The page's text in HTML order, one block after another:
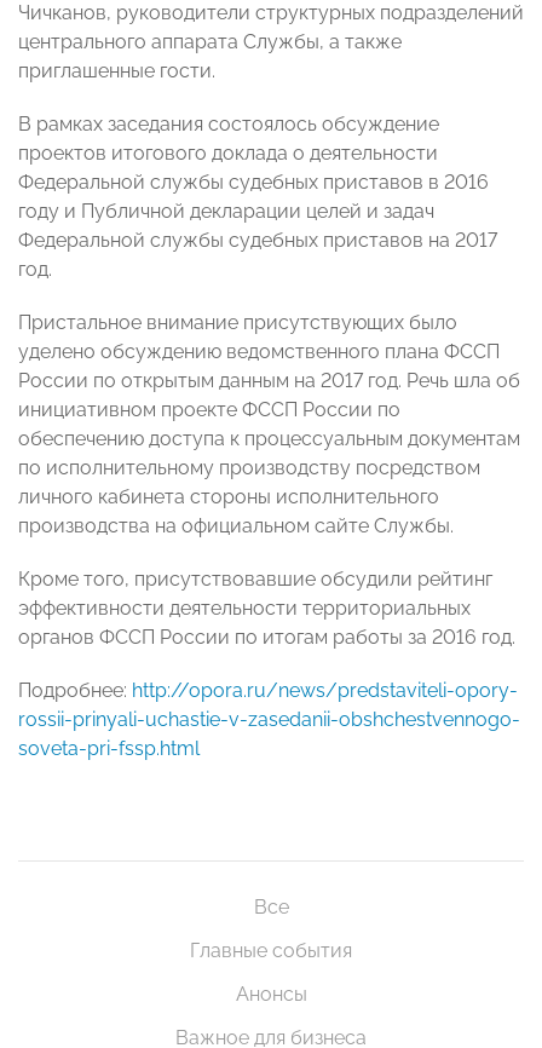
Чичканов, руководители структурных подразделений
центрального аппарата Службы, а также
приглашенные гости.
В рамках заседания состоялось обсуждение
проектов итогового доклада о деятельности
Федеральной службы судебных приставов в 2016
году и Публичной декларации целей и задач
Федеральной службы судебных приставов на 2017
год.
Пристальное внимание присутствующих было
уделено обсуждению ведомственного плана ФССП
России по открытым данным на 2017 год. Речь шла об
инициативном проекте ФССП России по
обеспечению доступа к процессуальным документам
по исполнительному производству посредством
личного кабинета стороны исполнительного
производства на официальном сайте Службы.
Кроме того, присутствовавшие обсудили рейтинг
эффективности деятельности территориальных
органов ФССП России по итогам работы за 2016 год.
Подробнее: http://opora.ru/news/predstaviteli-opory-
rossii-prinyali-uchastie-v-zasedanii-obshchestvennogo-
soveta-pri-fssp.html
Все
Главные события
Анонсы
Важное для бизнеса